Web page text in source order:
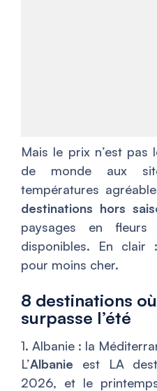
Mais le prix n’est pas
de monde aux
températures
destinations hors
paysages en
disponibles. En clair
pour moins cher.
8 destinations
surpasse l’été
1. Albanie : la
L’Albanie est LA
2026, et le